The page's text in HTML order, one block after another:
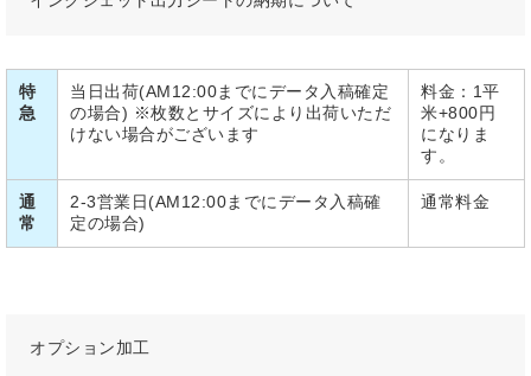
特
急
当日出荷(AM12:00までにデータ入稿確定
の場合) ※枚数とサイズにより出荷いただ
けない場合がございます
料金：1平
米+800円
になりま
す。
通
常
2-3営業日(AM12:00までにデータ入稿確
定の場合)
通常料金
オプション加工